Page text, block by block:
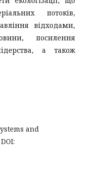
потоків,
відходами,
посилення
а також
and